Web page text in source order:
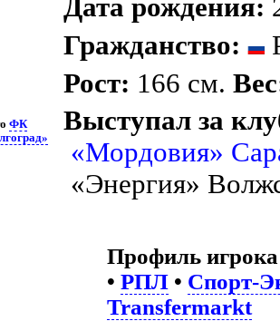
ФК
Дата рождения:
Гражданство:
Рост: 166 см.
Выступал за
«Мордовия»
«Энергия»
Профиль
• РПЛ• Спорт-
Transfermarkt